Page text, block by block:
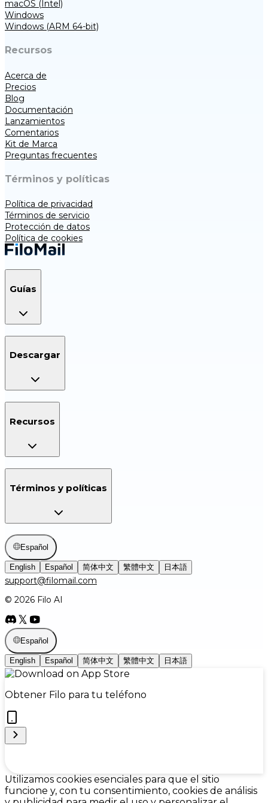
macOS (Intel)
Windows
Windows (ARM 64-bit)
Recursos
Acerca de
Precios
Blog
Documentación
Lanzamientos
Comentarios
Kit de Marca
Preguntas frecuentes
Términos y políticas
Política de privacidad
Términos de servicio
Protección de datos
Política de cookies
Guías
Descargar
Recursos
Términos y políticas
Español
English Español 简体中文 繁體中文 日本語
support@filomail.com
© 2026 Filo AI
Español
English Español 简体中文 繁體中文 日本語
Obtener Filo para tu teléfono
Cookie Preferences
Utilizamos cookies esenciales para que el sitio
funcione y, con tu consentimiento, cookies de análisis